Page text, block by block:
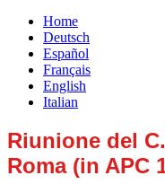
Home
Deutsch
Español
Français
English
Italian
Riunione del
Roma (in APC